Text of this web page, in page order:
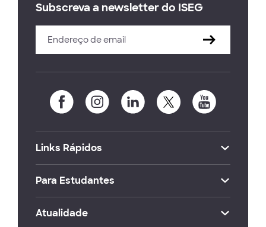
Subscreva a newsletter do ISEG
Links Rápidos
Para Estudantes
Atualidade